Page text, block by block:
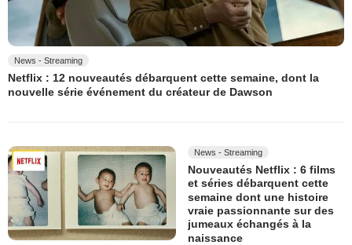
News - Streaming
Netflix : 12 nouveautés débarquent cette semaine, dont la
nouvelle série événement du créateur de Dawson
News - Streaming
Nouveautés Netflix : 6 films
et séries débarquent cette
semaine dont une histoire
vraie passionnante sur des
jumeaux échangés à la
naissance